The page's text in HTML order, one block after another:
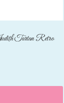
Tartan Retro